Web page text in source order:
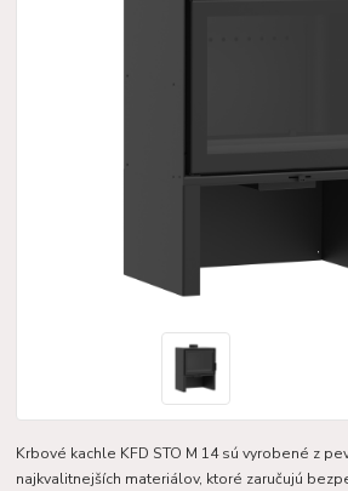
Krbové kachle KFD STO M 14 sú vyrobené z
najkvalitnejších materiálov, ktoré zaručujú